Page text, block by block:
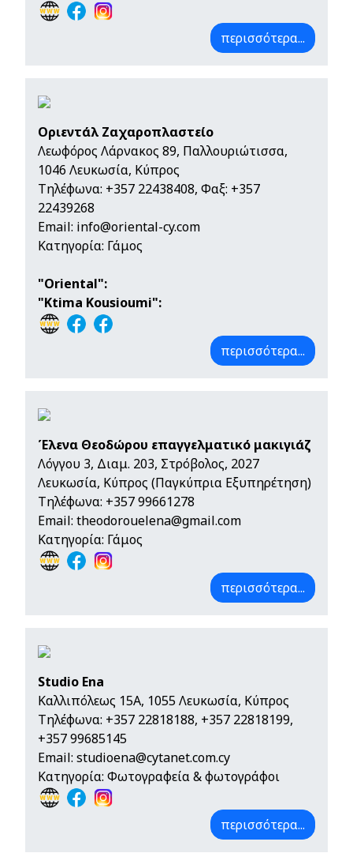
περισσότερα...
Οριεντάλ Ζαχαροπλαστείο
Λεωφόρος Λάρνακος 89, Παλλουριώτισσα,
1046 Λευκωσία, Κύπρος
Τηλέφωνα: +357 22438408, Φαξ: +357
22439268
Email: info@oriental-cy.com
Κατηγορία: Γάμος
"Oriental":
"Ktima Kousioumi":
περισσότερα...
Έλενα Θεοδώρου επαγγελματικό μακιγιάζ
Λόγγου 3, Διαμ. 203, Στρόβολος, 2027
Λευκωσία, Κύπρος (Παγκύπρια Εξυπηρέτηση)
Τηλέφωνα: +357 99661278
Email: theodorouelena@gmail.com
Κατηγορία: Γάμος
περισσότερα...
Studio Ena
Καλλιπόλεως 15Α, 1055 Λευκωσία, Κύπρος
Τηλέφωνα: +357 22818188, +357 22818199,
+357 99685145
Email: studioena@cytanet.com.cy
Κατηγορία: Φωτογραφεία & φωτογράφοι
περισσότερα...